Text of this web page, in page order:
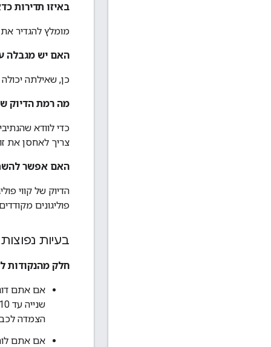
באיזו תדירות
מומלץ להגדיר את הערך הזה ל-1 עד 10 שניות כדי
האם יש מגבלה
כן, שאילתה יכולה להכיל
מה רמת הדיוק
כדי לוודא
צריך לאחסן את זוגות
האם אפשר
פוליגונים
בעיות נפוצות
חלק מהנקודות
אם אתם
הצמדה
אם אתם